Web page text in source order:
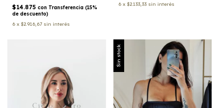
$14.875 con Transferencia (15%
de descuento)
6 x $2.916,67 sin interés
6 x $2.133,33 sin interés
Sin stock